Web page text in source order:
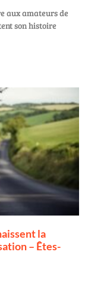
aux amateurs de
son histoire
la
– Êtes-